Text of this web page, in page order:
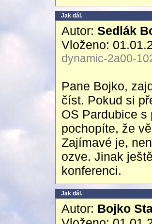
Jak dál.
Autor: Sedlák
Vloženo:
dynamic-2a00-
Pane Bojko,
číst. Pokud si
OS Pardubice
pochopíte, že
Zajímavé je,
ozve. Jinak
konferenci.
Jak dál.
Autor: Bojko